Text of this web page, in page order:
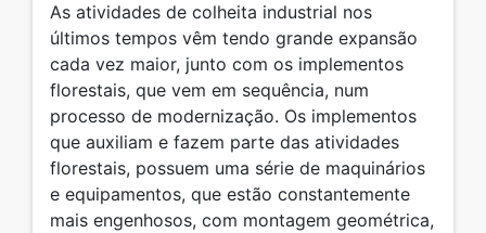
As atividades de colheita industrial nos
últimos tempos vêm tendo grande expansão
cada vez maior, junto com os implementos
florestais, que vem em sequência, num
processo de modernização. Os implementos
que auxiliam e fazem parte das atividades
florestais, possuem uma série de maquinários
e equipamentos, que estão constantemente
mais engenhosos, com montagem geométrica,